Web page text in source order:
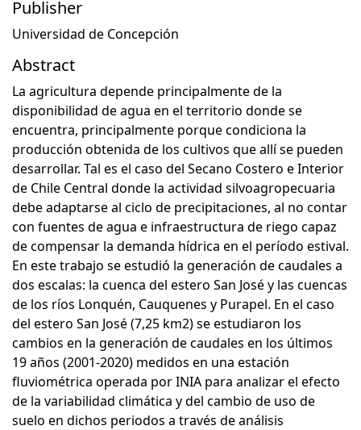
Publisher
Universidad de Concepción
Abstract
La agricultura depende principalmente de la
disponibilidad de agua en el territorio donde se
encuentra, principalmente porque condiciona la
producción obtenida de los cultivos que allí se pueden
desarrollar. Tal es el caso del Secano Costero e Interior
de Chile Central donde la actividad silvoagropecuaria
debe adaptarse al ciclo de precipitaciones, al no contar
con fuentes de agua e infraestructura de riego capaz
de compensar la demanda hídrica en el período estival.
En este trabajo se estudió la generación de caudales a
dos escalas: la cuenca del estero San José y las cuencas
de los ríos Lonquén, Cauquenes y Purapel. En el caso
del estero San José (7,25 km2) se estudiaron los
cambios en la generación de caudales en los últimos
19 años (2001-2020) medidos en una estación
fluviométrica operada por INIA para analizar el efecto
de la variabilidad climática y del cambio de uso de
suelo en dichos periodos a través de análisis